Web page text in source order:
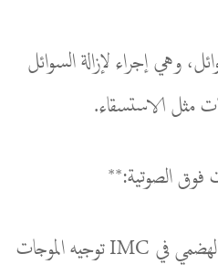
وهي إجراء لإزالة السوائل
مثل الاستسقاء.
فوق الصوتية:**
يستخدم قسم أمراض الجهاز الهضمي في IMC توجيه الموجات